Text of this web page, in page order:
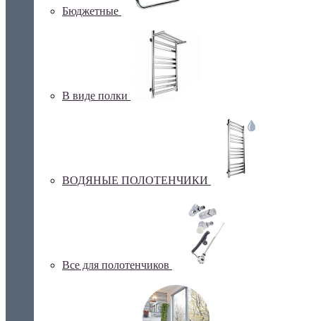
Бюджетные
В виде полки
ВОДЯНЫЕ ПОЛОТЕНЧИКИ
Все для полотенчиков